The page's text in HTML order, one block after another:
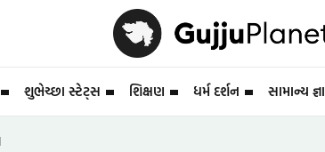
શુભેચ્છા સ્ટેટ્સ શિક્ષણ ધર્મ દર્શન સામાન્ય